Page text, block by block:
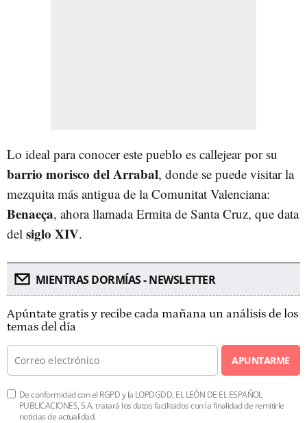
Lo ideal para conocer este pueblo es callejear por su
barrio morisco del Arrabal, donde se puede visitar la
mezquita más antigua de la Comunitat Valenciana:
Benaeça, ahora llamada Ermita de Santa Cruz, que data
del siglo XIV.
MIENTRAS DORMÍAS - NEWSLETTER
Apúntate gratis y recibe cada mañana un análisis de los
temas del día
APUNTARME
De conformidad con el RGPD y la LOPDGDD, EL LEÓN DE EL ESPAÑOL
PUBLICACIONES, S.A. tratará los datos facilitados con la finalidad de remitirle
noticias de actualidad.